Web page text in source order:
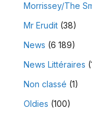
Morrissey/The
Mr Erudit(38)
News (6 189)
News Littéraires
Non classé (1)
Oldies (100)